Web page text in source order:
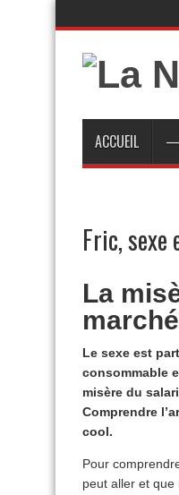
ACCUEIL —
Fric, sexe
La
marché
Le sexe est
consommable
misère du
Comprendre
cool.
Pour
peut aller et que